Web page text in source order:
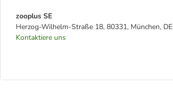
zooplus SE
Herzog-Wilhelm-Straße 18, 80331, München, DE
Kontaktiere uns